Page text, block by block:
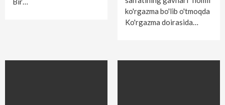
ko'rgazma bo'lib o'tmoqda
Ko'rgazma doirasida…